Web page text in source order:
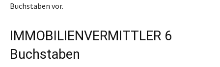
Buchstaben vor.
IMMOBILIENVERMITTLER 6
Buchstaben